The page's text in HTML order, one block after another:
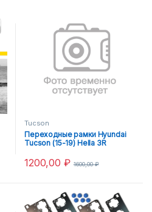
Tucson
Переходные рамки Hyundai
Tucson (15-19) Hella 3R
1200,00 ₽ 1600,00₽